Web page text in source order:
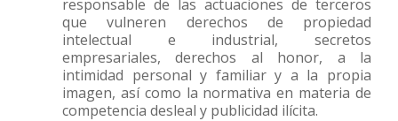
responsable de las actuaciones de terceros
que vulneren derechos de propiedad
intelectual e industrial, secretos
empresariales, derechos al honor, a la
intimidad personal y familiar y a la propia
imagen, así como la normativa en materia de
competencia desleal y publicidad ilícita.